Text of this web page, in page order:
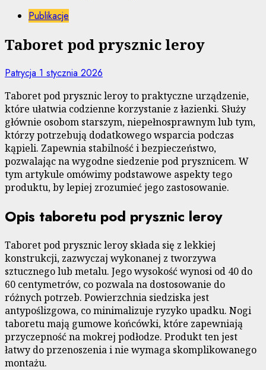
Publikacje
Taboret pod prysznic leroy
Patrycja 1 stycznia 2026
Taboret pod prysznic leroy to praktyczne urządzenie,
które ułatwia codzienne korzystanie z łazienki. Służy
głównie osobom starszym, niepełnosprawnym lub tym,
którzy potrzebują dodatkowego wsparcia podczas
kąpieli. Zapewnia stabilność i bezpieczeństwo,
pozwalając na wygodne siedzenie pod prysznicem. W
tym artykule omówimy podstawowe aspekty tego
produktu, by lepiej zrozumieć jego zastosowanie.
Opis taboretu pod prysznic leroy
Taboret pod prysznic leroy składa się z lekkiej
konstrukcji, zazwyczaj wykonanej z tworzywa
sztucznego lub metalu. Jego wysokość wynosi od 40 do
60 centymetrów, co pozwala na dostosowanie do
różnych potrzeb. Powierzchnia siedziska jest
antypoślizgowa, co minimalizuje ryzyko upadku. Nogi
taboretu mają gumowe końcówki, które zapewniają
przyczepność na mokrej podłodze. Produkt ten jest
łatwy do przenoszenia i nie wymaga skomplikowanego
montażu.